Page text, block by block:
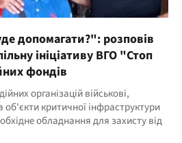
допомагати?": розповів
ініціативу ВГО "Стоп
фондів
організацій військові,
об'єкти критичної інфраструктури
обладнання для захисту від